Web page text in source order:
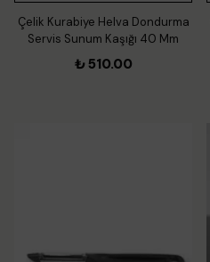
Çelik Kurabiye Helva Dondurma
Servis Sunum Kaşığı 40 Mm
₺ 510.00